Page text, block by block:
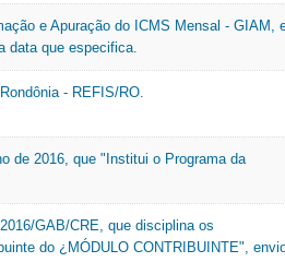
e Apuração do ICMS Mensal - GIAM,
data que especifica.
- REFIS/RO.
de 2016, que "Institui o Programa da
GAB/CRE, que disciplina os
do ¿MÓDULO CONTRIBUINTE",